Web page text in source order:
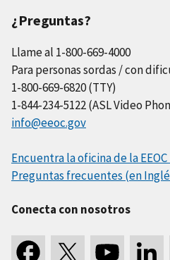
¿Preguntas?
Llame al 1-800-669-4000
Para personas sordas / con
1-800-669-6820 (TTY)
1-844-234-5122 (ASL Video
info@eeoc.gov
Encuentra la oficina de la
Preguntas frecuentes (en
Conecta con nosotros